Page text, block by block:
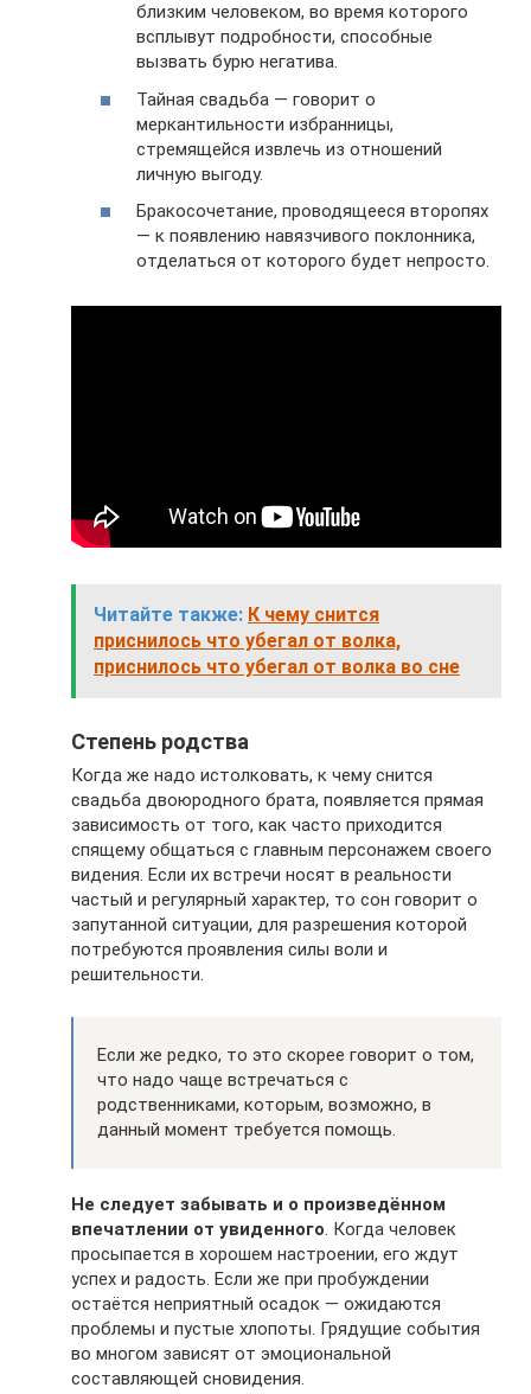
близким человеком, во время которого
всплывут подробности, способные
вызвать бурю негатива.
Тайная свадьба — говорит о
меркантильности избранницы,
стремящейся извлечь из отношений
личную выгоду.
Бракосочетание, проводящееся второпях
— к появлению навязчивого поклонника,
отделаться от которого будет непросто.
Читайте также: К чему снится
приснилось что убегал от волка,
приснилось что убегал от волка во сне
Степень родства
Когда же надо истолковать, к чему снится
свадьба двоюродного брата, появляется прямая
зависимость от того, как часто приходится
спящему общаться с главным персонажем своего
видения. Если их встречи носят в реальности
частый и регулярный характер, то сон говорит о
запутанной ситуации, для разрешения которой
потребуются проявления силы воли и
решительности.
Если же редко, то это скорее говорит о том,
что надо чаще встречаться с
родственниками, которым, возможно, в
данный момент требуется помощь.
Не следует забывать и о произведённом
впечатлении от увиденного. Когда человек
просыпается в хорошем настроении, его ждут
успех и радость. Если же при пробуждении
остаётся неприятный осадок — ожидаются
проблемы и пустые хлопоты. Грядущие события
во многом зависят от эмоциональной
составляющей сновидения.